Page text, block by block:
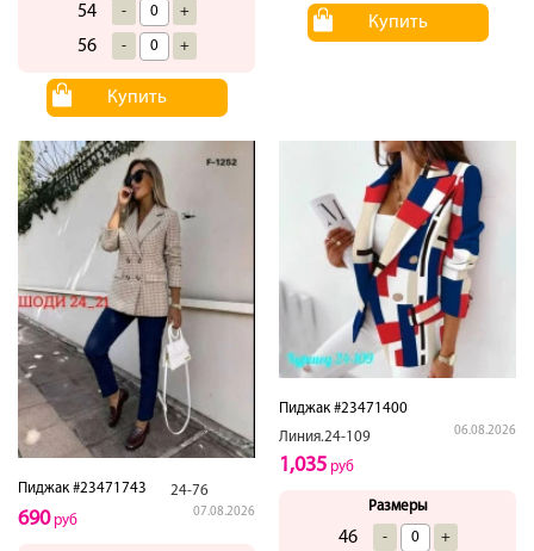
54 - +
56 - +
Купить
Купить
Пиджак #23471743 24-76
07.08.2026
690руб
Пиджак #23471400
Линия.24-109
06.08.2026
1,035 руб
Размеры
46 - +